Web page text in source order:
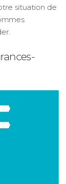
situation de